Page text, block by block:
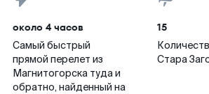
около 4 часов
Самый быстрый
прямой перелет из
Магнитогорска туда и
обратно, найденный на
15
Стара